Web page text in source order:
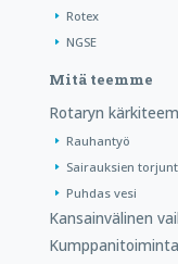
Rotex
NGSE
Mitä teemme
Rotaryn
Rauhantyö
Sairauksien
Puhdas vesi
Kansainvälinen
Kumppanitoiminta